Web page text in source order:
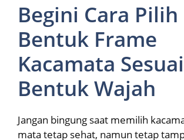
Begini Cara Pilih
Bentuk Frame
Kacamata Sesuai
Bentuk Wajah
Jangan bingung saat memilih
mata tetap sehat, namun tetap